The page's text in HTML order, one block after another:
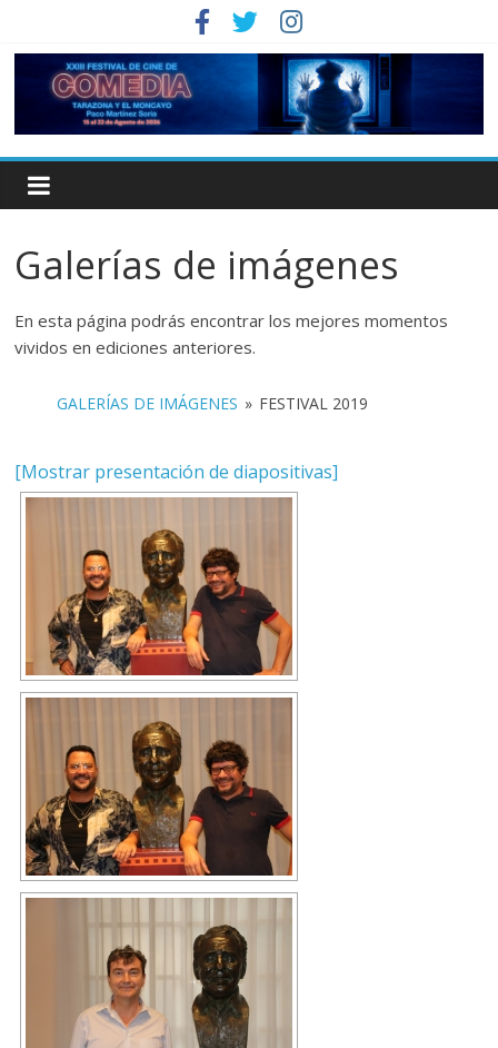
Galerías de imágenes
En esta página podrás encontrar los mejores momentos
vividos en ediciones anteriores.
GALERÍAS DE IMÁGENES » FESTIVAL 2019
[Mostrar presentación de diapositivas]